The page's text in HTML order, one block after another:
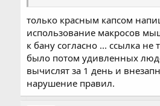
только красным капсом
использование макросов
к бану согласно ... ссылка не
было потом удивленных
вычислят за 1 день и
нарушение правил.